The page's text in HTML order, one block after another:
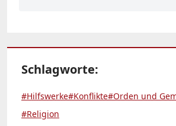
Schlagworte:
#Hilfswerke#Konflikte#Orden und
#Religion